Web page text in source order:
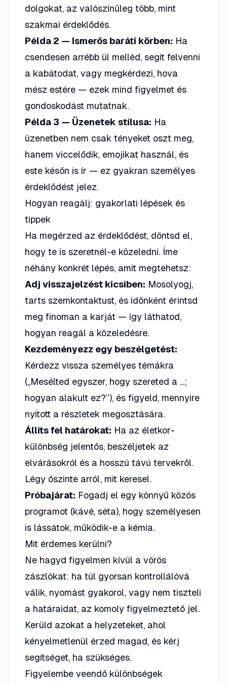
dolgokat, az valószínűleg több, mint
szakmai érdeklődés.
Példa 2 — Ismerős baráti körben: Ha
csendesen arrébb ül melléd, segít felvenni
a kabátodat, vagy megkérdezi, hova
mész estére — ezek mind figyelmet és
gondoskodást mutatnak.
Példa 3 — Üzenetek stílusa: Ha
üzenetben nem csak tényeket oszt meg,
hanem viccelődik, emojikat használ, és
este későn is ír — ez gyakran személyes
érdeklődést jelez.
Hogyan reagálj: gyakorlati lépések és
tippek
Ha megérzed az érdeklődést, döntsd el,
hogy te is szeretnél-e közeledni. Íme
néhány konkrét lépés, amit megtehetsz:
Adj visszajelzést kicsiben: Mosolyogj,
tarts szemkontaktust, és időnként érintsd
meg finoman a karját — így láthatod,
hogyan reagál a közeledésre.
Kezdeményezz egy beszélgetést:
Kérdezz vissza személyes témákra
(„Mesélted egyszer, hogy szereted a ...;
hogyan alakult ez?”), és figyeld, mennyire
nyitott a részletek megosztására.
Állíts fel határokat: Ha az életkor-
különbség jelentős, beszéljetek az
elvárásokról és a hosszú távú tervekről.
Légy őszinte arról, mit keresel.
Próbajárat: Fogadj el egy könnyű közös
programot (kávé, séta), hogy személyesen
is lássátok, működik-e a kémia.
Mit érdemes kerülni?
Ne hagyd figyelmen kívül a vörös
zászlókat: ha túl gyorsan kontrollálóvá
válik, nyomást gyakorol, vagy nem tiszteli
a határaidat, az komoly figyelmeztető jel.
Kerüld azokat a helyzeteket, ahol
kényelmetlenül érzed magad, és kérj
segítséget, ha szükséges.
Figyelembe veendő különbségek